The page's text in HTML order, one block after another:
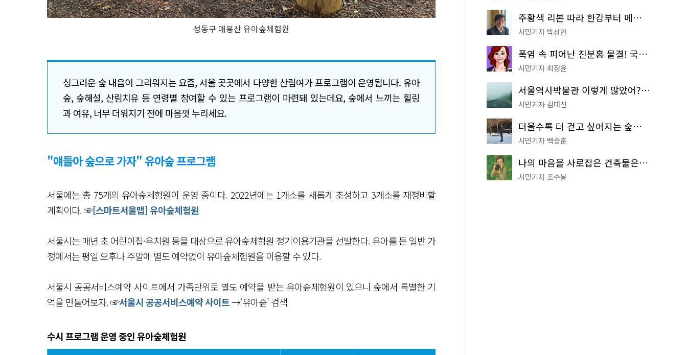
성동구 매봉산 유아숲체험원
싱그러운 숲 내음이 그리워지는 요즘, 서울 곳곳에서 다양한 산림여가 프로그램이 운영됩니다. 유아
숲, 숲해설, 산림치유 등 연령별 참여할 수 있는 프로그램이 마련돼 있는데요, 숲에서 느끼는 힐링
과 여유, 너무 더워지기 전에 마음껏 누리세요.
"얘들아 숲으로 가자" 유아숲 프로그램
서울에는 총 75개의 유아숲체험원이 운영 중이다. 2022년에는 1개소를 새롭게 조성하고 3개소를 재정비할
계획이다. ☞[스마트서울맵] 유아숲체험원
서울시는 매년 초 어린이집·유치원 등을 대상으로 유아숲체험원 정기이용기관을 선발한다. 유아를 둔 일반 가
정에서는 평일 오후나 주말에 별도 예약없이 유아숲체험원을 이용할 수 있다.
서울시 공공서비스예약 사이트에서 가족단위로 별도 예약을 받는 유아숲체험원이 있으니 숲에서 특별한 기
억을 만들어보자. ☞서울시 공공서비스예약 사이트→‘유아숲’ 검색
수시 프로그램 운영 중인 유아숲체험원
주황색 리본 따라 한강부터 메타세쿼이아 숲길까지…서울둘레길 15코스
시민기자 박상현
폭염 속 피어난 진분홍 물결! 국립중앙박물관 배롱나무 명소
시민기자 최정윤
서울역사박물관 이렇게 많았어? 주말마다 한 곳씩 떠나는 역사 산책
시민기자 김대진
더울수록 더 걷고 싶어지는 숲길! 서울둘레길 '아차산 코스'
시민기자 백승훈
나의 마음을 사로잡은 건축물은? '서울시 건축상' 수상작 공개!
시민기자 조수봉